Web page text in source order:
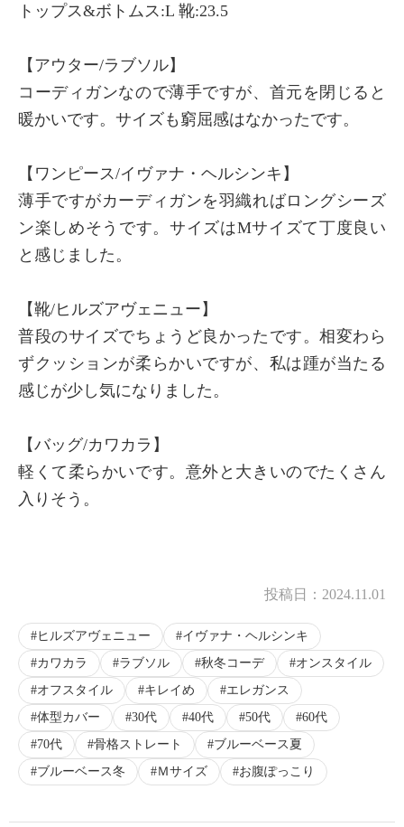
トップス&ボトムス:L 靴:23.5
【アウター/ラブソル】
コーディガンなので薄手ですが、首元を閉じると
暖かいです。サイズも窮屈感はなかったです。
【ワンピース/イヴァナ・ヘルシンキ】
薄手ですがカーディガンを羽織ればロングシーズ
ン楽しめそうです。サイズはMサイズて丁度良い
と感じました。
【靴/ヒルズアヴェニュー】
普段のサイズでちょうど良かったです。相変わら
ずクッションが柔らかいですが、私は踵が当たる
感じが少し気になりました。
【バッグ/カワカラ】
軽くて柔らかいです。意外と大きいのでたくさん
入りそう。
投稿日： 2024.11.01
ヒルズアヴェニュー
イヴァナ・ヘルシンキ
カワカラ
ラブソル 秋冬コーデ
オンスタイル
オフスタイル
キレイめ
エレガンス
体型カバー
30代 40代 50代
60代
70代
骨格ストレート
ブルーベース夏
ブルーベース冬
Ｍサイズ お腹ぽっこり